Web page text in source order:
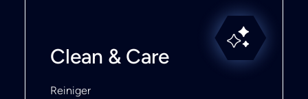
Clean & Care
Reiniger